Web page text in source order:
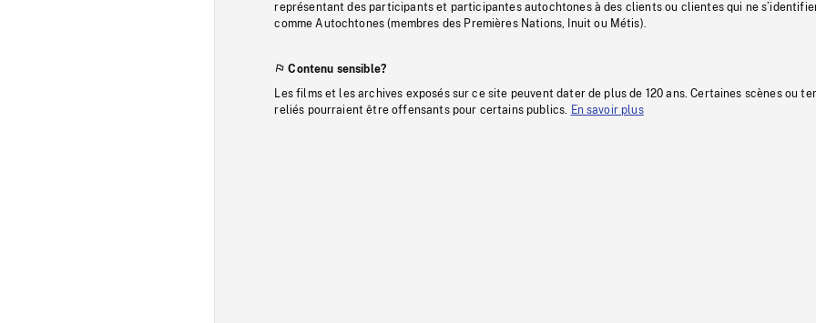
représentant des participants et participantes autochtones à des clients ou clientes qui ne
comme Autochtones (membres des Premières Nations, Inuit ou Métis).
Contenu sensible?
Les films et les archives exposés sur ce site peuvent dater de plus de 120 ans. Certaines scènes ou
reliés pourraient être offensants pour certains publics. En savoir plus